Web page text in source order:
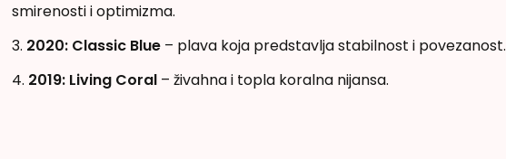
smirenosti i optimizma.
3. 2020: Classic Blue– plava koja predstavlja stabilnost i povezanost.
4. 2019:Living Coral– živahna i topla koralna nijansa.